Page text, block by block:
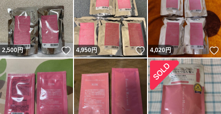
2,500円 いいね！
4,950円 いいね！
4,020円